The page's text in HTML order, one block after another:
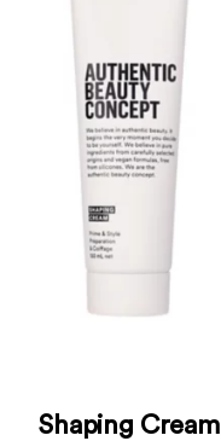
Shaping Cream